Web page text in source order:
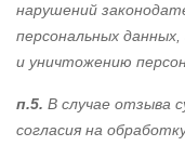
нарушений
персональных
и уничтожению
п.5. В случае отзыва
согласия на